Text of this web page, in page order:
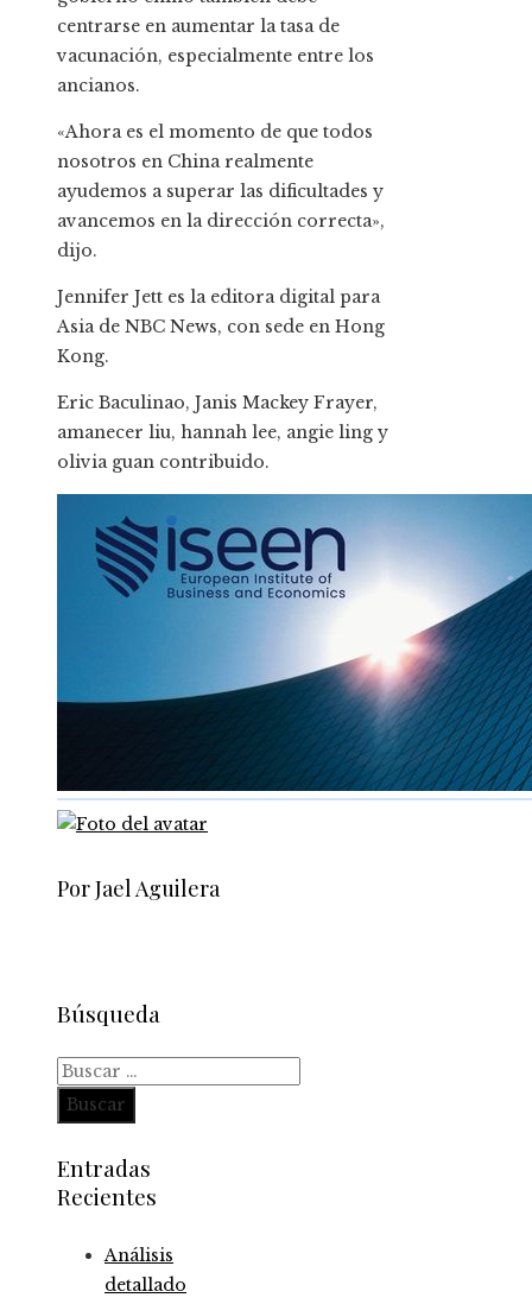
centrarse en aumentar la tasa de
vacunación, especialmente entre los
ancianos.
«Ahora es el momento de que todos
nosotros en China realmente
ayudemos a superar las dificultades y
avancemos en la dirección correcta»,
dijo.
Jennifer Jett es la editora digital para
Asia de NBC News, con sede en Hong
Kong.
Eric Baculinao, Janis Mackey Frayer,
amanecer liu, hannah lee, angie ling y
olivia guan contribuido.
Por Jael Aguilera
Búsqueda
Buscar:
Entradas
Recientes
Análisis
detallado